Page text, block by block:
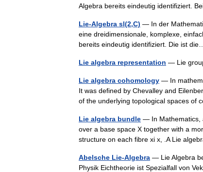
Algebra bereits eindeutig identifiziert.
Lie-Algebra sl(2,C) — In der
eine dreidimensionale, komplexe,
bereits eindeutig identifiziert. Die ist
Lie algebra representation — Lie
Lie algebra cohomology — In
It was defined by Chevalley and
of the underlying topological spaces of
Lie algebra bundle — In Mathematics,
over a base space X together with a
structure on each fibre xi x, .A Lie
Abelsche Lie-Algebra — Lie Algebra
Physik Eichtheorie ist Spezialfall von